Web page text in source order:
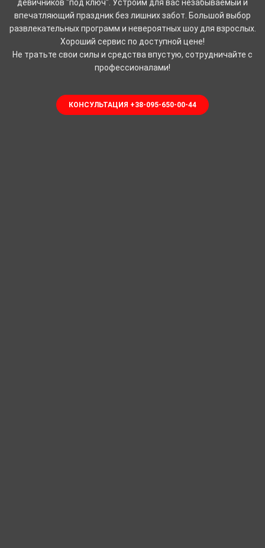
девичников "под ключ". Устроим для вас незабываемый и
впечатляющий праздник без лишних забот. Большой выбор
развлекательных программ и невероятных шоу для взрослых.
Хороший сервис по доступной цене!
Не тратьте свои силы и средства впустую, сотрудничайте с
профессионалами!
КОНСУЛЬТАЦИЯ +38-095-650-00-44